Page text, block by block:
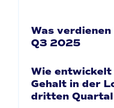
Was
Q3 2025
Wie entwickelt
Gehalt in der
dritten